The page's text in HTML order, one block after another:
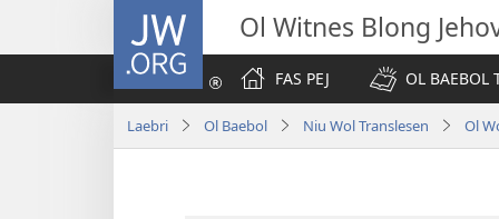
JW.ORG Ol Witnes Blong
FAS PEJ
OL BAEBOL
Laebri Ol Baebol Niu Wol Translesen Ol